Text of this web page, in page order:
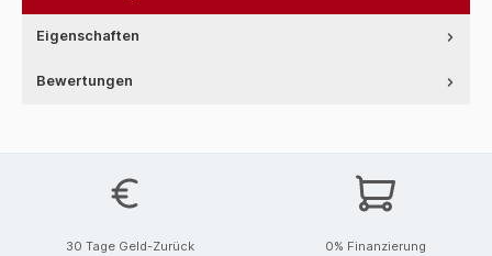
Eigenschaften
Bewertungen
30 Tage Geld-Zurück 0% Finanzierung